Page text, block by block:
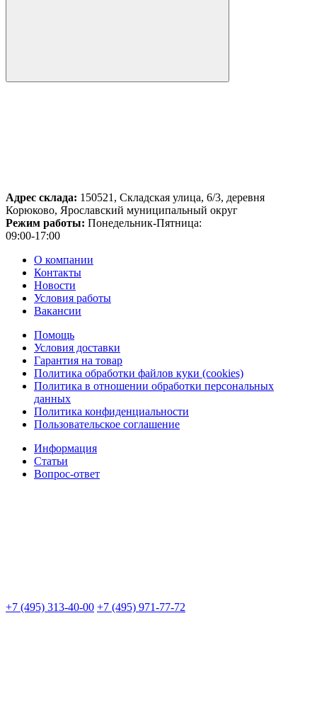
Адрес склада: 150521, Складская улица, 6/3, деревня
Корюково, Ярославский муниципальный округ
Режим работы: Понедельник-Пятница:
09:00-17:00
О компании
Контакты
Новости
Условия работы
Вакансии
Помощь
Условия доставки
Гарантия на товар
Политика обработки файлов куки (cookies)
Политика в отношении обработки персональных
данных
Политика конфиденциальности
Пользовательское соглашение
Информация
Статьи
Вопрос-ответ
+7 (495) 313-40-00 +7 (495) 971-77-72